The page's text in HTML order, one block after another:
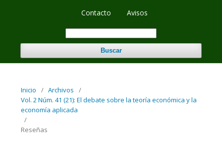
Contacto Avisos
Buscar
Inicio / Archivos
/
Vol. 2 Núm. 41 (21): El debate sobre la teoría económica y la
economía aplicada
/
Reseñas